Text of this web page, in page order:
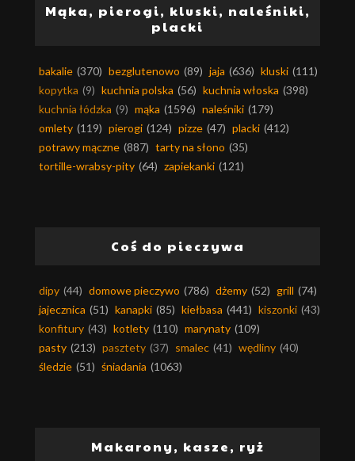
Mąka, pierogi, kluski, naleśniki,
placki
bakalie (370) bezglutenowo (89) jaja (636) kluski (111)
kopytka (9) kuchnia polska (56) kuchnia włoska (398)
kuchnia łódzka (9) mąka (1596) naleśniki (179)
omlety (119) pierogi (124) pizze (47) placki (412)
potrawy mączne (887) tarty na słono (35)
tortille-wrabsy-pity (64) zapiekanki (121)
Coś do pieczywa
dipy (44) domowe pieczywo (786) dżemy (52) grill (74)
jajecznica (51) kanapki (85) kiełbasa (441) kiszonki (43)
konfitury (43) kotlety (110) marynaty (109)
pasty (213) pasztety (37) smalec (41) wędliny (40)
śledzie (51) śniadania (1063)
Makarony, kasze, ryż